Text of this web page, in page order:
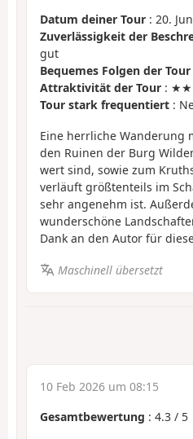
Datum deiner Tour : 20.
Zuverlässigkeit der
gut
Bequemes Folgen der Tour
Attraktivität der Tour :
Tour stark frequentiert :
Eine herrliche Wanderung
den Ruinen der Burg
wert sind, sowie zum
verläuft größtenteils im
sehr angenehm ist.
wunderschöne
Dank an den Autor für
Maschinell übersetzt
10 Feb 2026 um 08:15
Gesamtbewertung : 4.3 / 5